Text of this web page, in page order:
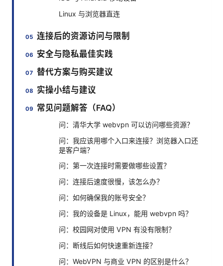
Linux 与浏览器直连
连接后的资源访问与限制
安全与隐私最佳实践
替代方案与购买建议
实操小结与建议
常见问题解答（FAQ）
问：清华大学 webvpn 可以访问哪些资源？
问：我应该用哪个入口来连接？浏览器入口还
是客户端？
问：第一次连接时需要做哪些设置？
问：连接后速度很慢，该怎么办？
问：如何确保我的账号安全？
问：我的设备是 Linux，能用 webvpn 吗？
问：校园网对使用 VPN 有没有限制？
问：断线后如何快速重新连接？
问：WebVPN 与商业 VPN 的区别是什么？